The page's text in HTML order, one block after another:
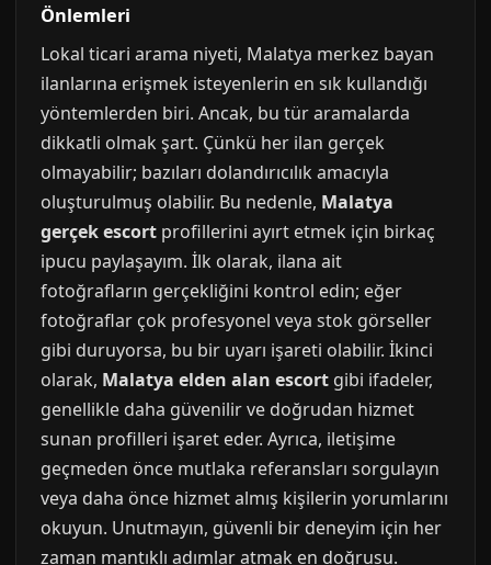
Önlemleri
Lokal ticari arama niyeti, Malatya merkez bayan
ilanlarına erişmek isteyenlerin en sık kullandığı
yöntemlerden biri. Ancak, bu tür aramalarda
dikkatli olmak şart. Çünkü her ilan gerçek
olmayabilir; bazıları dolandırıcılık amacıyla
oluşturulmuş olabilir. Bu nedenle, Malatya
gerçek escort profillerini ayırt etmek için birkaç
ipucu paylaşayım. İlk olarak, ilana ait
fotoğrafların gerçekliğini kontrol edin; eğer
fotoğraflar çok profesyonel veya stok görseller
gibi duruyorsa, bu bir uyarı işareti olabilir. İkinci
olarak, Malatya elden alan escort gibi ifadeler,
genellikle daha güvenilir ve doğrudan hizmet
sunan profilleri işaret eder. Ayrıca, iletişime
geçmeden önce mutlaka referansları sorgulayın
veya daha önce hizmet almış kişilerin yorumlarını
okuyun. Unutmayın, güvenli bir deneyim için her
zaman mantıklı adımlar atmak en doğrusu.